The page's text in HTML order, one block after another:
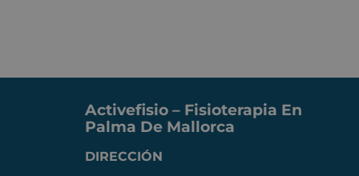
Activefisio – Fisioterapia En
Palma De Mallorca
DIRECCIÓN